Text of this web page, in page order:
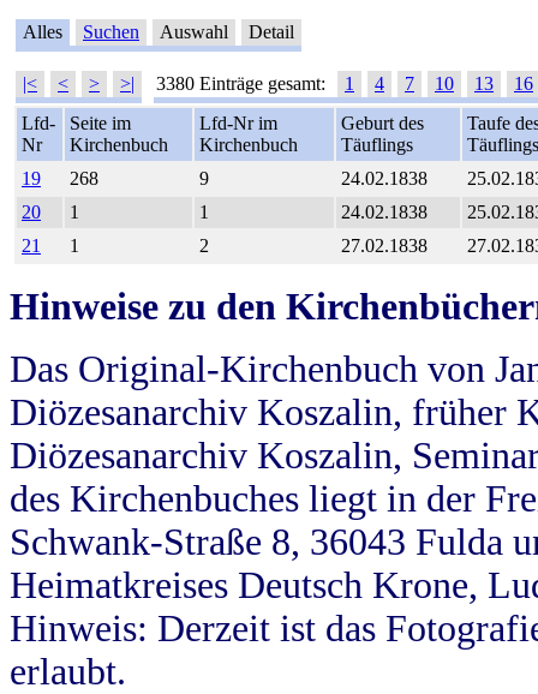
Alles Suchen Auswahl Detail
|< < > >| 3380 Einträge gesamt: 1 4 7 10 13
16
Lfd-
Nr
Seite im
Kirchenbuch
Lfd-Nr im
Kirchenbuch
Geburt des
Täuflings
Taufe
Täuflings
19
268 9 24.02.1838
20
1 1 24.02.1838
21
1 2 27.02.1838
Hinweise zu den
Das Original-Kirchenbuch von
Diözesanarchiv Koszalin, früher
Diözesanarchiv Koszalin,
des Kirchenbuches liegt in der
Schwank-Straße 8, 36043 Fulda
Heimatkreises Deutsch Krone,
Hinweis: Derzeit ist das
erlaubt.